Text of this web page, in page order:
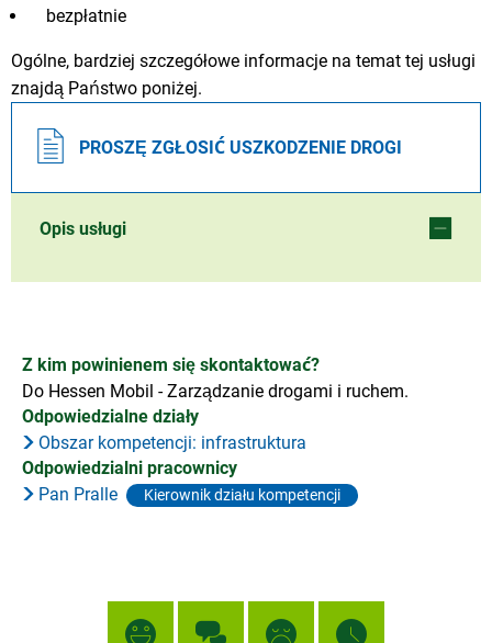
bezpłatnie
Ogólne, bardziej szczegółowe informacje na temat tej usługi
znajdą Państwo poniżej.
PROSZĘ ZGŁOSIĆ USZKODZENIE DROGI
Opis usługi
Z kim powinienem się skontaktować?
Do Hessen Mobil - Zarządzanie drogami i ruchem.
Odpowiedzialne działy
Obszar kompetencji: infrastruktura
Odpowiedzialni pracownicy
Pan Pralle
Kierownik działu kompetencji